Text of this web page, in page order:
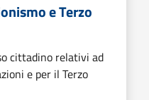
e Terzo
cittadino relativi ad
e per il Terzo